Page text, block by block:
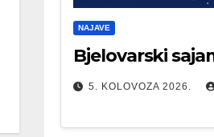
NAJAVE
Bjelovarski
5. KOLOVOZA 2026.